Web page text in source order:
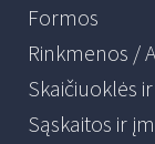
Formos
Rinkmenos /
Skaičiuoklės
Sąskaitos ir